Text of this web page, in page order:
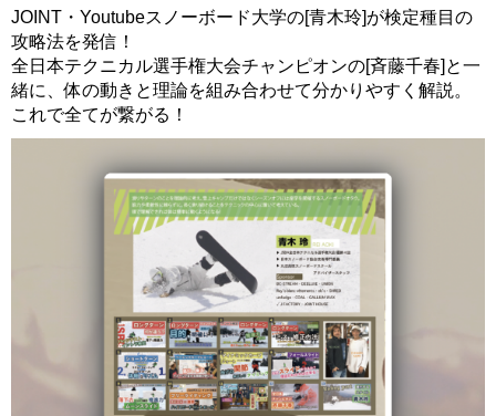
JOINT・Youtubeスノーボード大学の[青木玲]が検定種目の
攻略法を発信！
全日本テクニカル選手権大会チャンピオンの[斉藤千春]と一
緒に、体の動きと理論を組み合わせて分かりやすく解説。
これで全てが繋がる！